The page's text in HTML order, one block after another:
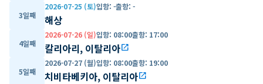
3일째
2026-07-25 (토)입항: -출항: -
해상
4일째
2026-07-26 (일)입항: 08:00출항: 17:00
칼리아리, 이탈리아open_in_new
5일째
2026-07-27 (월)입항: 08:00출항: 19:00
치비타베키아, 이탈리아open_in_new